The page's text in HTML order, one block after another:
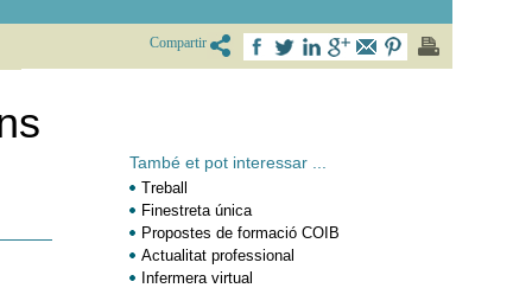
Compartir
També et pot interessar ...
Treball
Finestreta única
Propostes de formació COIB
Actualitat professional
Infermera virtual